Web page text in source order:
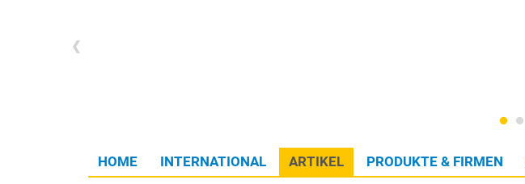
HOME INTERNATIONAL ARTIKEL PRODUKTE & FIRMEN